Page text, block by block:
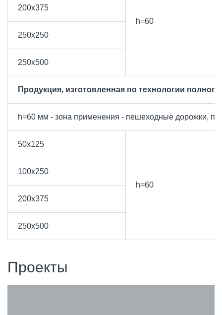
h=60
200х375
250х250
250х500
Продукция, изготовленная по технологии
h=60 мм - зона применения - пешеходные дорожки,
50х125
h=60
100х250
200х375
250х500
Проекты